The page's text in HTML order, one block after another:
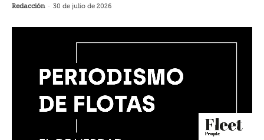
Redacción - 30 de julio de 2026